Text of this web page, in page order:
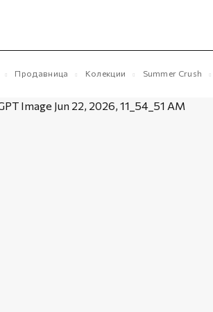
Продавница Колекции Summer Crush